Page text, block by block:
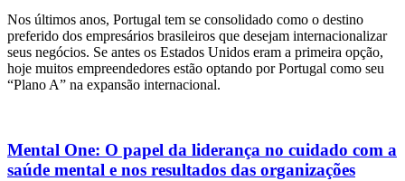
Nos últimos anos, Portugal tem se consolidado como o destino
preferido dos empresários brasileiros que desejam internacionalizar
seus negócios. Se antes os Estados Unidos eram a primeira opção,
hoje muitos empreendedores estão optando por Portugal como seu
“Plano A” na expansão internacional.
Mental One: O papel da liderança no cuidado com a
saúde mental e nos resultados das organizações